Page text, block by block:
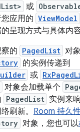
或
应用的 ViewModel
呈现方式与具体内
的 PagedList 对
的实例传递到
或
对象会加载单个
PagedList 实例来
刷新。 Room 持久
对象，您也可以